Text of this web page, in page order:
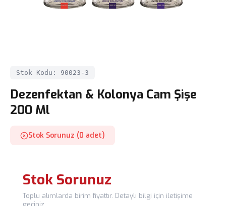
Stok Kodu: 90023-3
Dezenfektan & Kolonya Cam Şişe
200 Ml
Stok Sorunuz (0 adet)
Stok Sorunuz
Toplu alımlarda birim fiyattır. Detaylı bilgi için iletişime
geçiniz.